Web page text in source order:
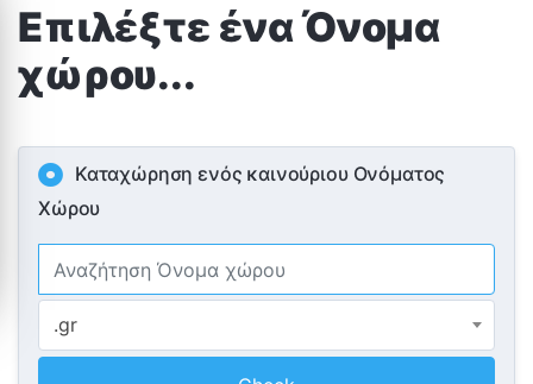
Επιλέξτε ένα Όνομα
χώρου...
Καταχώρηση ενός καινούριου Ονόματος
Χώρου
.gr